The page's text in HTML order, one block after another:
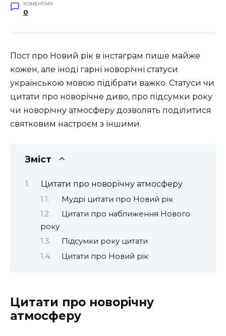
КОМЕНТАРІ
0
Пост про Новий рік в інстаграм пише майже
кожен, але іноді гарні новорічні статуси
українською мовою підібрати важко. Статуси чи
цитати про новорічне диво, про підсумки року
чи новорічну атмосферу дозволять поділитися
святковим настроєм з іншими.
Зміст
Цитати про новорічну атмосферу
Мудрі цитати про Новий рік
Цитати про наближення Нового
року
Підсумки року цитати
Цитати про Новий рік
Цитати про новорічну
атмосферу